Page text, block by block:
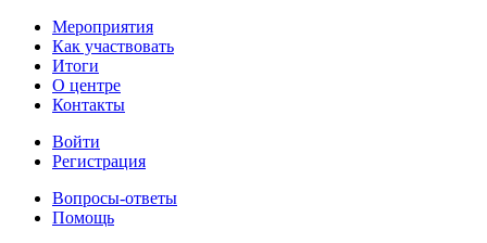
Мероприятия
Как участвовать
Итоги
О центре
Контакты
Войти
Регистрация
Вопросы-ответы
Помощь